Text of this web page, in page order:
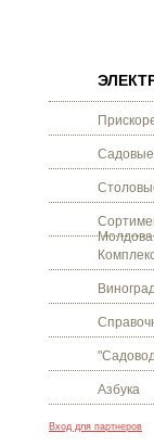
Азбука
Вход для партнеров